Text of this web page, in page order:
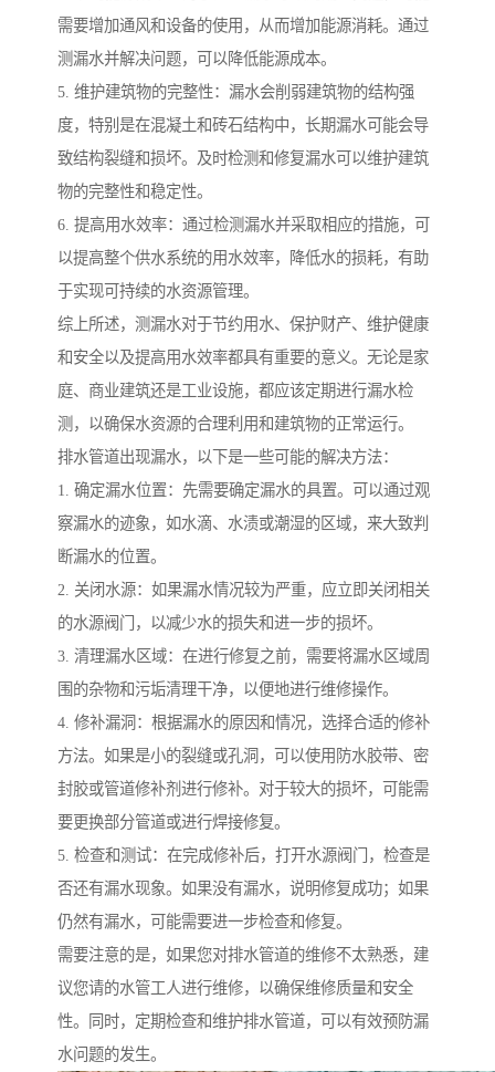
需要增加通风和设备的使用，从而增加能源消耗。通过
测漏水并解决问题，可以降低能源成本。
5. 维护建筑物的完整性：漏水会削弱建筑物的结构强
度，特别是在混凝土和砖石结构中，长期漏水可能会导
致结构裂缝和损坏。及时检测和修复漏水可以维护建筑
物的完整性和稳定性。
6. 提高用水效率：通过检测漏水并采取相应的措施，可
以提高整个供水系统的用水效率，降低水的损耗，有助
于实现可持续的水资源管理。
综上所述，测漏水对于节约用水、保护财产、维护健康
和安全以及提高用水效率都具有重要的意义。无论是家
庭、商业建筑还是工业设施，都应该定期进行漏水检
测，以确保水资源的合理利用和建筑物的正常运行。
排水管道出现漏水，以下是一些可能的解决方法：
1. 确定漏水位置：先需要确定漏水的具置。可以通过观
察漏水的迹象，如水滴、水渍或潮湿的区域，来大致判
断漏水的位置。
2. 关闭水源：如果漏水情况较为严重，应立即关闭相关
的水源阀门，以减少水的损失和进一步的损坏。
3. 清理漏水区域：在进行修复之前，需要将漏水区域周
围的杂物和污垢清理干净，以便地进行维修操作。
4. 修补漏洞：根据漏水的原因和情况，选择合适的修补
方法。如果是小的裂缝或孔洞，可以使用防水胶带、密
封胶或管道修补剂进行修补。对于较大的损坏，可能需
要更换部分管道或进行焊接修复。
5. 检查和测试：在完成修补后，打开水源阀门，检查是
否还有漏水现象。如果没有漏水，说明修复成功；如果
仍然有漏水，可能需要进一步检查和修复。
需要注意的是，如果您对排水管道的维修不太熟悉，建
议您请的水管工人进行维修，以确保维修质量和安全
性。同时，定期检查和维护排水管道，可以有效预防漏
水问题的发生。